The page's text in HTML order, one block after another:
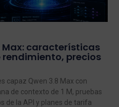
Max: características
precios
capaz Qwen 3.8 Max con
de contexto de 1 M, pruebas
de la API y planes de tarifa